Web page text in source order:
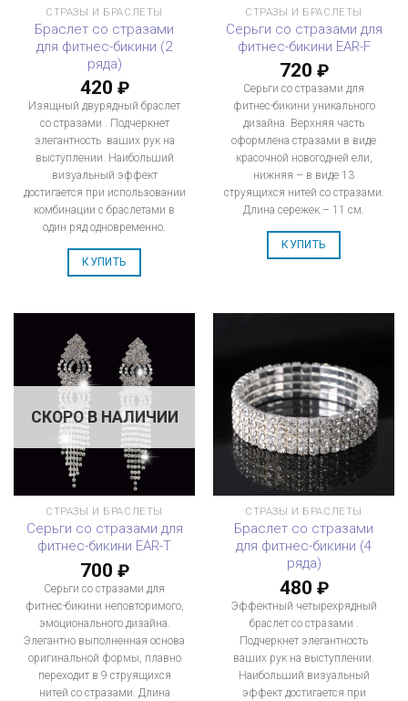
СТРАЗЫ И БРАСЛЕТЫ
Браслет со стразами
для фитнес-бикини (2
ряда)
420 ₽
Изящный двурядный браслет
со стразами . Подчеркнет
элегантность ваших рук на
выступлении. Наибольший
визуальный эффект
достигается при использовании
комбинации с браслетами в
один ряд одновременно.
КУПИТЬ
СТРАЗЫ И БРАСЛЕТЫ
Серьги со стразами для
фитнес-бикини EAR-F
720 ₽
Серьги со стразами для
фитнес-бикини уникального
дизайна. Верхняя часть
оформлена стразами в виде
красочной новогодней ели,
нижняя – в виде 13
струящихся нитей со стразами.
Длина сережек – 11 см.
КУПИТЬ
СКОРО В НАЛИЧИИ
СТРАЗЫ И БРАСЛЕТЫ
Серьги со стразами для
фитнес-бикини EAR-T
700 ₽
Серьги со стразами для
фитнес-бикини неповторимого,
эмоционального дизайна.
Элегантно выполненная основа
оригинальной формы, плавно
переходит в 9 струящихся
нитей со стразами. Длина
СТРАЗЫ И БРАСЛЕТЫ
Браслет со стразами
для фитнес-бикини (4
ряда)
480 ₽
Эффектный четырехрядный
браслет со стразами .
Подчеркнет элегантность
ваших рук на выступлении.
Наибольший визуальный
эффект достигается при